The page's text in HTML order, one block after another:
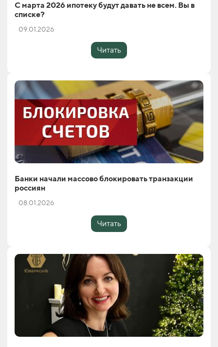
С марта 2026 ипотеку будут давать не всем. Вы в
списке?
09.01.2026
Читать
Банки начали массово блокировать транзакции
россиян
08.01.2026
Читать